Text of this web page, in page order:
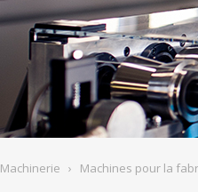
Machinerie › Machines pour la